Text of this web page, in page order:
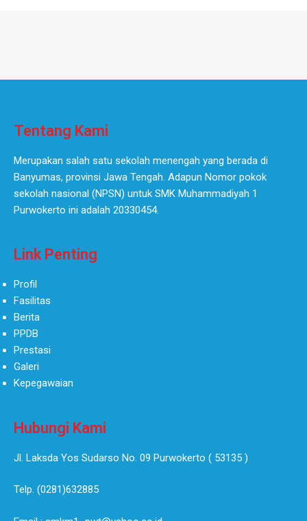
Tentang Kami
Merupakan salah satu sekolah menengah yang berada di
Banyumas, provinsi Jawa Tengah. Adapun Nomor pokok
sekolah nasional (NPSN) untuk SMK Muhammadiyah 1
Purwokerto ini adalah 20330454.
Link Penting
Profil
Fasilitas
Berita
PPDB
Prestasi
Galeri
Kepegawaian
Hubungi Kami
Jl. Laksda Yos Sudarso No. 09 Purwokerto ( 53135 )​
Telp. (0281)632885